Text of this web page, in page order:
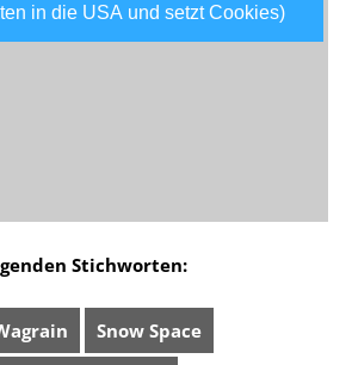
in die USA und setzt Cookies)
Stichworten:
Snow Space